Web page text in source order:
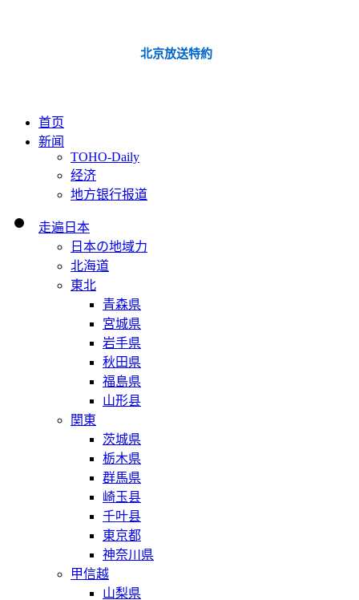
北京放送特約
首页
新闻
TOHO-Daily
经济
地方银行报道
走遍日本
日本の地域力
北海道
東北
青森県
宮城県
岩手県
秋田県
福島県
山形县
関東
茨城県
栃木県
群馬県
崎玉县
千叶县
東京都
神奈川県
甲信越
山梨県